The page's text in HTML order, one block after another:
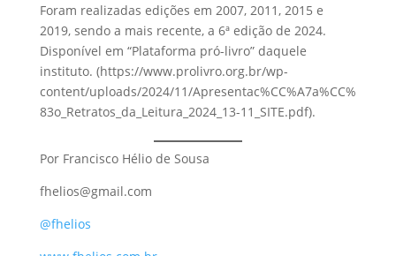
Foram realizadas edições em 2007, 2011, 2015 e
2019, sendo a mais recente, a 6ª edição de 2024.
Disponível em “Plataforma pró-livro” daquele
instituto. (https://www.prolivro.org.br/wp-
content/uploads/2024/11/Apresentac%CC%A7a%CC%
83o_Retratos_da_Leitura_2024_13-11_SITE.pdf).
Por Francisco Hélio de Sousa
fhelios@gmail.com
@fhelios